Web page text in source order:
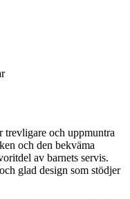
trevligare och uppmuntra
och den bekväma
av barnets servis.
glad design som stödjer